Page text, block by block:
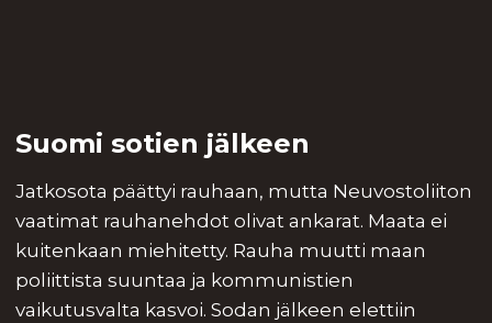
Suomi sotien jälkeen
Jatkosota päättyi rauhaan, mutta Neuvostoliiton
vaatimat rauhanehdot olivat ankarat. Maata ei
kuitenkaan miehitetty. Rauha muutti maan
poliittista suuntaa ja kommunistien
vaikutusvalta kasvoi. Sodan jälkeen elettiin